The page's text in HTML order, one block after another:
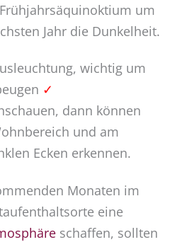
um
Jahr die Dunkelheit.
wichtig um
✓
dann können
und am
Ecken erkennen.
Monaten im
eine
schaffen, sollten